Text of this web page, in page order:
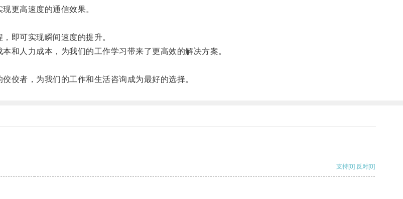
更高速度的通信效果。
即可实现瞬间速度的提升。
人力成本，为我们的工作学习带来了更高效的解决方案。
者，为我们的工作和生活咨询成为最好的选择。
支持[0] 反对[0]